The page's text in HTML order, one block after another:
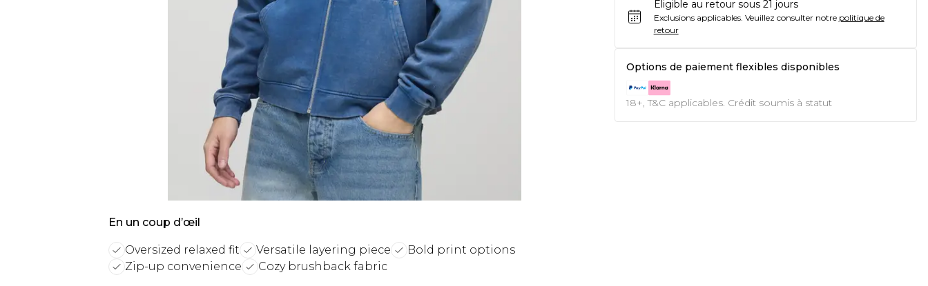
En un coup d’œil
Oversized relaxed fit Versatile layering piece
Bold print options
Zip-up convenience
Cozy brushback fabric
Éligible au retour sous 21 jours
Exclusions applicables. Veuillez consulter notre politique de
retour
Options de paiement flexibles disponibles
18+, T&C applicables. Crédit soumis à statut